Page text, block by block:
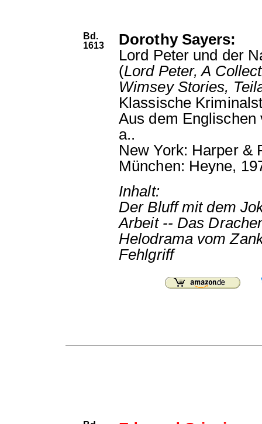
Bd.
1613
Dorothy Sayers:
Lord Peter und der
(Lord Peter, A
Wimsey Stories,
Klassische
Aus dem
a..
New York: Harper &
München: Heyne,
Inhalt:
Der Bluff mit dem
Arbeit -- Das
Helodrama vom
Fehlgriff